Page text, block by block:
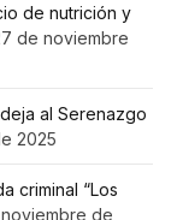
de nutrición y
de noviembre
al Serenazgo
2025
criminal “Los
de